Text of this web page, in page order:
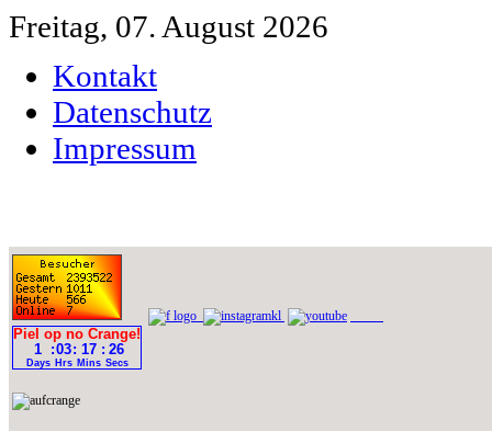
Freitag, 07. August 2026
Kontakt
Datenschutz
Impressum